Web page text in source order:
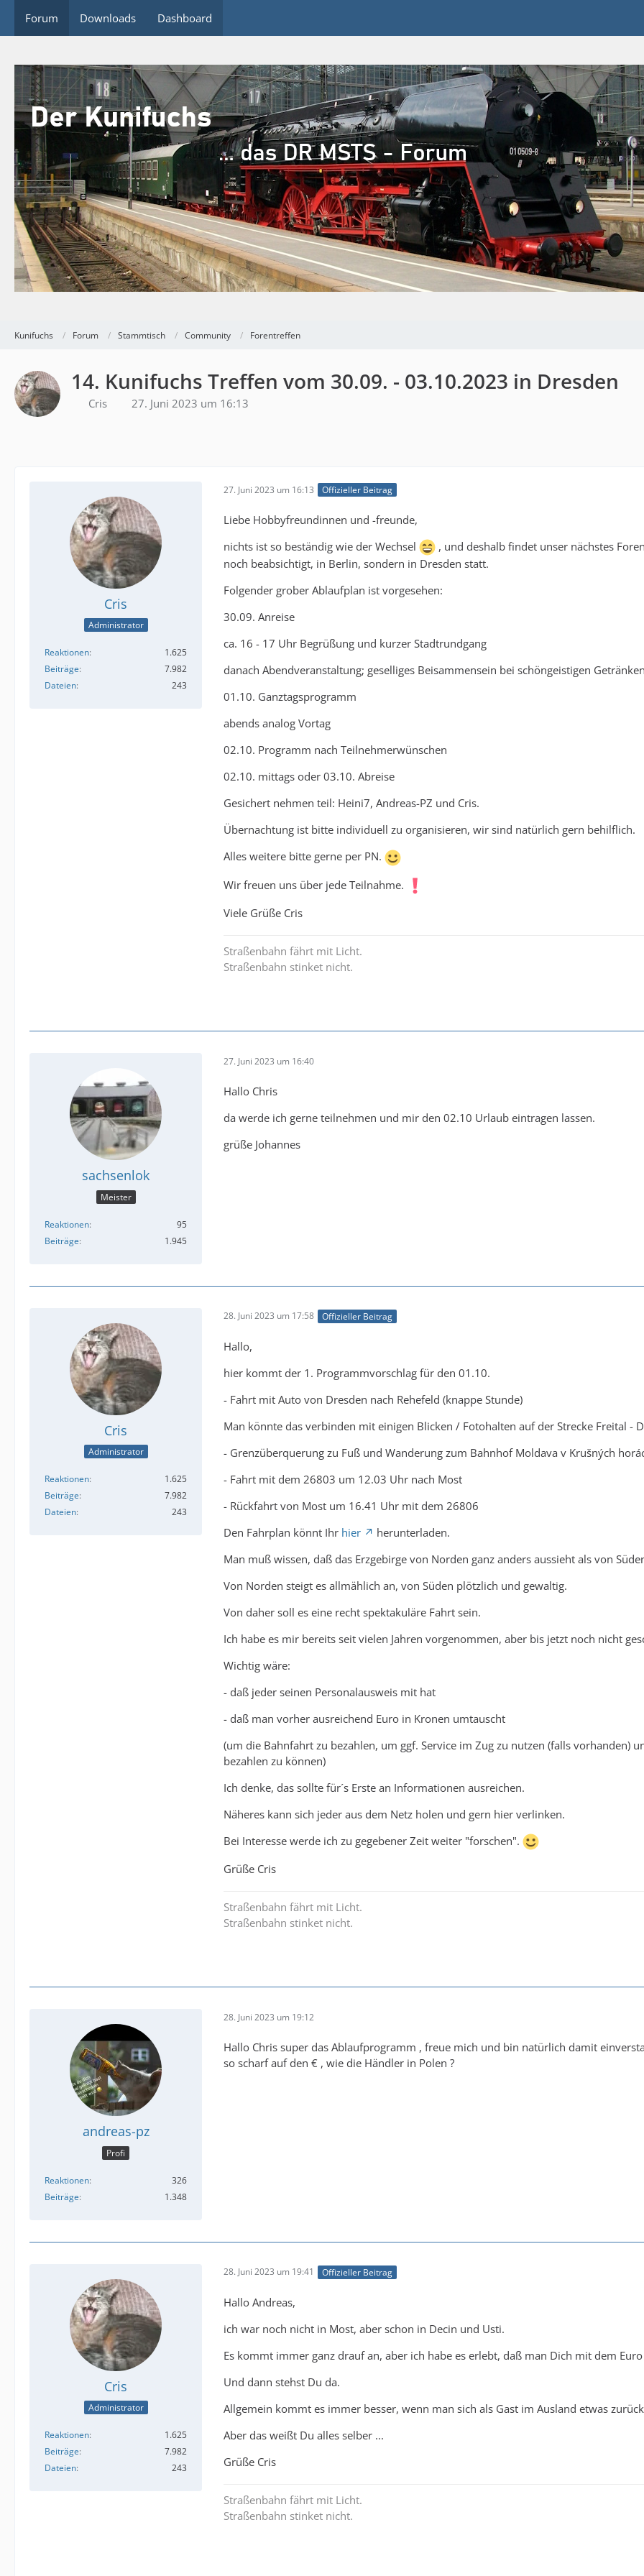
Forum Downloads Dashboard
Kunifuchs Forum Stammtisch Community Forentreffen
14. Kunifuchs Treffen vom 30.09. - 03.10.2023 in Dresden
Cris 27. Juni 2023 um 16:13
Cris
Administrator
Reaktionen
1.625
Beiträge
7.982
Dateien
243
27. Juni 2023 um 16:13 Offizieller Beitrag
Liebe Hobbyfreundinnen und -freunde,
nichts ist so beständig wie der Wechsel
, und deshalb findet unser nächstes
noch beabsichtigt, in Berlin, sondern in Dresden statt.
Folgender grober Ablaufplan ist vorgesehen:
30.09. Anreise
ca. 16 - 17 Uhr Begrüßung und kurzer Stadtrundgang
danach Abendveranstaltung; geselliges Beisammensein bei schöngeistigen
01.10. Ganztagsprogramm
abends analog Vortag
02.10. Programm nach Teilnehmerwünschen
02.10. mittags oder 03.10. Abreise
Gesichert nehmen teil: Heini7, Andreas-PZ und Cris.
Übernachtung ist bitte individuell zu organisieren, wir sind natürlich gern behilflich.
Alles weitere bitte gerne per PN.
Wir freuen uns über jede Teilnahme.
Viele Grüße Cris
Straßenbahn fährt mit Licht.
Straßenbahn stinket nicht.
sachsenlok
Meister
Reaktionen
95
Beiträge
1.945
27. Juni 2023 um 16:40
Hallo Chris
da werde ich gerne teilnehmen und mir den 02.10 Urlaub eintragen lassen.
grüße Johannes
Cris
Administrator
Reaktionen
1.625
Beiträge
7.982
Dateien
243
28. Juni 2023 um 17:58 Offizieller Beitrag
Hallo,
hier kommt der 1. Programmvorschlag für den 01.10.
- Fahrt mit Auto von Dresden nach Rehefeld (knappe Stunde)
Man könnte das verbinden mit einigen Blicken / Fotohalten auf der Strecke Freital -
- Grenzüberquerung zu Fuß und Wanderung zum Bahnhof Moldava v Krušných
- Fahrt mit dem 26803 um 12.03 Uhr nach Most
- Rückfahrt von Most um 16.41 Uhr mit dem 26806
Den Fahrplan könnt Ihr hier
herunterladen.
Man muß wissen, daß das Erzgebirge von Norden ganz anders aussieht als von
Von Norden steigt es allmählich an, von Süden plötzlich und gewaltig.
Von daher soll es eine recht spektakuläre Fahrt sein.
Ich habe es mir bereits seit vielen Jahren vorgenommen, aber bis jetzt noch nicht
Wichtig wäre:
- daß jeder seinen Personalausweis mit hat
- daß man vorher ausreichend Euro in Kronen umtauscht
(um die Bahnfahrt zu bezahlen, um ggf. Service im Zug zu nutzen (falls vorhanden)
bezahlen zu können)
Ich denke, das sollte für´s Erste an Informationen ausreichen.
Näheres kann sich jeder aus dem Netz holen und gern hier verlinken.
Bei Interesse werde ich zu gegebener Zeit weiter "forschen".
Grüße Cris
Straßenbahn fährt mit Licht.
Straßenbahn stinket nicht.
andreas-pz
Profi
Reaktionen
326
Beiträge
1.348
28. Juni 2023 um 19:12
Hallo Chris super das Ablaufprogramm , freue mich und bin natürlich damit
so scharf auf den € , wie die Händler in Polen ?
Cris
Administrator
Reaktionen
1.625
Beiträge
7.982
Dateien
243
28. Juni 2023 um 19:41 Offizieller Beitrag
Hallo Andreas,
ich war noch nicht in Most, aber schon in Decin und Usti.
Es kommt immer ganz drauf an, aber ich habe es erlebt, daß man Dich mit dem
Und dann stehst Du da.
Allgemein kommt es immer besser, wenn man sich als Gast im Ausland etwas
Aber das weißt Du alles selber ...
Grüße Cris
Straßenbahn fährt mit Licht.
Straßenbahn stinket nicht.